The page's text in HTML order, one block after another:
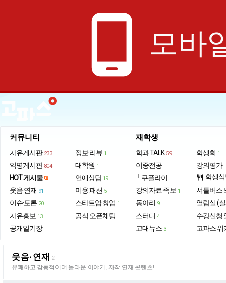
phone_android 모바
커뮤니티
자유게시판 233
익명게시판 804
HOT 게시물
웃음·연재 91
이슈·토론 20
자유홍보 13
공개일기장
정보·리뷰 1
대학원 1
연애상담 19
미용·패션 5
스타트업·창업 1
공식 오픈채팅
재학생
학과 TALK 59
이중전공
└ 쿠플라이
강의자료·족보 1
동아리 9
스터디 4
고대뉴스 3
학생회 1
강의평가
restaurant 학생
셔틀버스
열람실 (
수강신청
고파스 위
웃음·연재 2
유쾌하고 감동적이며 놀라운 이야기, 자작 연재 콘텐츠!